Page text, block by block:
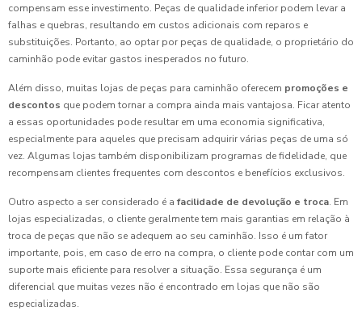
compensam esse investimento. Peças de qualidade inferior podem levar a
falhas e quebras, resultando em custos adicionais com reparos e
substituições. Portanto, ao optar por peças de qualidade, o proprietário do
caminhão pode evitar gastos inesperados no futuro.
Além disso, muitas lojas de peças para caminhão oferecem promoções e
descontos que podem tornar a compra ainda mais vantajosa. Ficar atento
a essas oportunidades pode resultar em uma economia significativa,
especialmente para aqueles que precisam adquirir várias peças de uma só
vez. Algumas lojas também disponibilizam programas de fidelidade, que
recompensam clientes frequentes com descontos e benefícios exclusivos.
Outro aspecto a ser considerado é a facilidade de devolução e troca. Em
lojas especializadas, o cliente geralmente tem mais garantias em relação à
troca de peças que não se adequem ao seu caminhão. Isso é um fator
importante, pois, em caso de erro na compra, o cliente pode contar com um
suporte mais eficiente para resolver a situação. Essa segurança é um
diferencial que muitas vezes não é encontrado em lojas que não são
especializadas.